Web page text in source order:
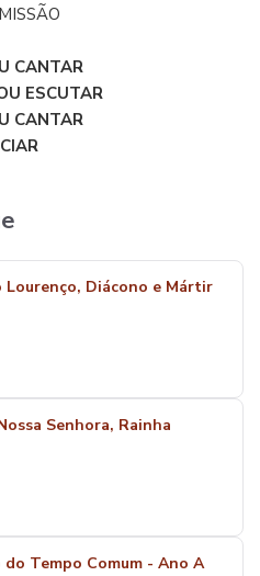
CANTAR
ESCUTAR
CANTAR
Lourenço, Diácono e Mártir
Senhora, Rainha
do Tempo Comum - Ano A